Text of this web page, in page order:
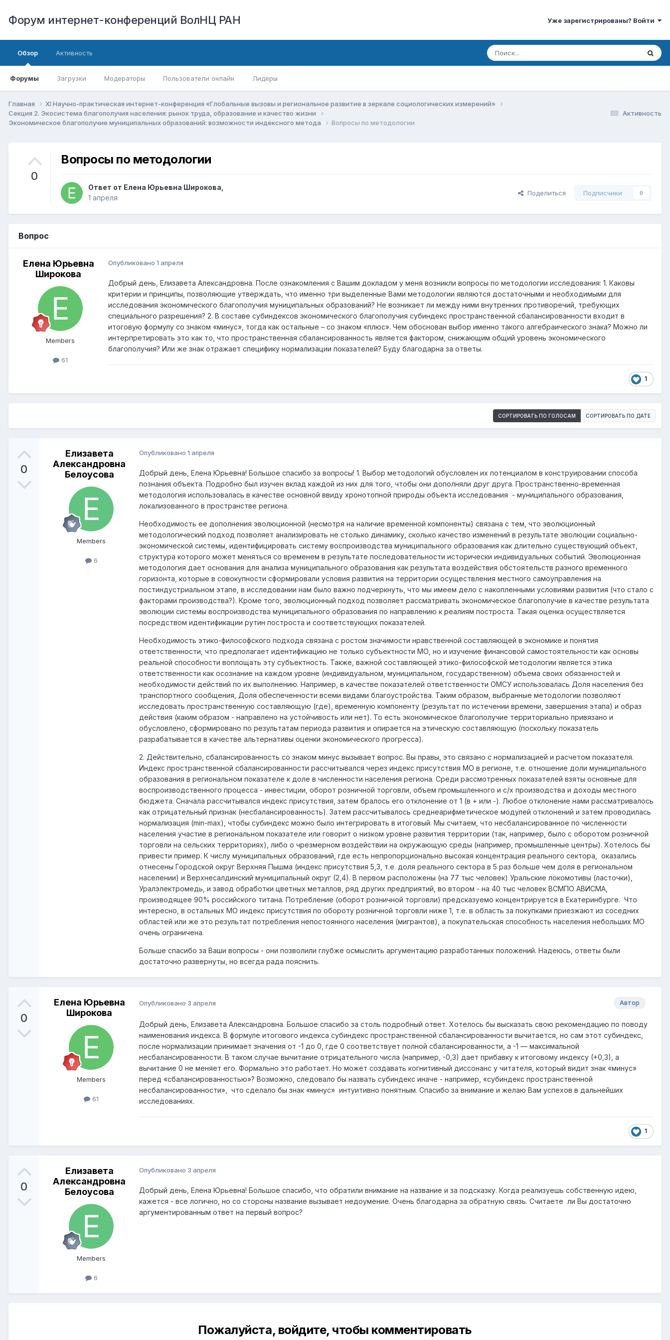
Форум интернет-конференций ВолНЦ РАН Уже зарегистрированы? Войти
Обзор
Форумы Загрузки Модераторы Пользователи онлайн Лидеры
Активность
Активность
Главная
XI Научно-практическая интернет-конференция «Глобальные вызовы и региональное развитие в зеркале социологических измерений»
Секция 2. Экосистема благополучия населения: рынок труда, образование и качество жизни
Экономическое благополучие муниципальных образований: возможности индексного метода
Вопросы по методологии
0
Вопросы по методологии
Ответ от Елена Юрьевна Широкова
1 апреля
Поделиться Подписчики 0
Вопрос
Елена Юрьевна
Широкова
Members
61
Опубликовано 1 апреля
Добрый день, Елизавета Александровна. После ознакомления с Вашим докладом у меня возникли вопросы по методологии исследования: 1. Каковы
критерии и принципы, позволяющие утверждать, что именно три выделенные Вами методологии являются достаточными и необходимыми для
исследования экономического благополучия муниципальных образований? Не возникает ли между ними внутренних противоречий, требующих
специального разрешения? 2. В составе субиндексов экономического благополучия субиндекс пространственной сбалансированности входит в
итоговую формулу со знаком «минус», тогда как остальные – со знаком «плюс». Чем обоснован выбор именно такого алгебраического знака? Можно ли
интерпретировать это как то, что пространственная сбалансированность является фактором, снижающим общий уровень экономического
благополучия? Или же знак отражает специфику нормализации показателей? Буду благодарна за ответы.
1
СОРТИРОВАТЬ ПО ГОЛОСАМ СОРТИРОВАТЬ ПО ДАТЕ
0
Елизавета
Александровна
Белоусова
Members
6
Опубликовано 1 апреля
Добрый день, Елена Юрьевна! Большое спасибо за вопросы! 1. Выбор методологий обусловлен их потенциалом в конструировании способа
познания объекта. Подробно был изучен вклад каждой из них для того, чтобы они дополняли друг друга. Пространственно-временная
методология использовалась в качестве основной ввиду хронотопной природы объекта исследования - муниципального образования,
локализованного в пространстве региона.
Необходимость ее дополнения эволюционной (несмотря на наличие временной компоненты) связана с тем, что эволюционный
методологический подход позволяет анализировать не столько динамику, сколько качество изменений в результате эволюции социально-
экономической системы, идентифицировать систему воспроизводства муниципального образования как длительно существующий объект,
структура которого может меняться со временем в результате последовательности исторически индивидуальных событий. Эволюционная
методология дает основания для анализа муниципального образования как результата воздействия обстоятельств разного временного
горизонта, которые в совокупности сформировали условия развития на территории осуществления местного самоуправления на
постиндустриальном этапе, в исследовании нам было важно подчеркнуть, что мы имеем дело с накопленными условиями развития (что стало с
факторами производства?). Кроме того, эволюционный подход позволяет рассматривать экономическое благополучие в качестве результата
эволюции системы воспроизводства муниципального образования по направлению к реалиям построста. Такая оценка осуществляется
посредством идентификации рутин построста и соответствующих показателей.
Необходимость этико-философского подхода связана с ростом значимости нравственной составляющей в экономике и понятия
ответственности, что предполагает идентификацию не только субъектности МО, но и изучение финансовой самостоятельности как основы
реальной способности воплощать эту субъектность. Также, важной составляющей этико-философской методологии является этика
ответственности как осознание на каждом уровне (индивидуальном, муниципальном, государственном) объема своих обязанностей и
необходимости действий по их выполнению. Например, в качестве показателей ответственности ОМСУ использовалась Доля населения без
транспортного сообщения, Доля обеспеченности всеми видами благоустройства. Таким образом, выбранные методологии позволяют
исследовать пространственную составляющую (где), временную компоненту (результат по истечении времени, завершения этапа) и образ
действия (каким образом - направлено на устойчивость или нет). То есть экономическое благополучие территориально привязано и
обусловлено, сформировано по результатам периода развития и опирается на этическую составляющую (поскольку показатель
разрабатывается в качестве альтернативы оценки экономического прогресса).
2. Действительно, сбалансированность со знаком минус вызывает вопрос. Вы правы, это связано с нормализацией и расчетом показателя.
Индекс пространственной сбалансированности рассчитывался через индекс присутствия МО в регионе, т.е. отношение доли муниципального
образования в региональном показателе к доле в численности населения региона. Среди рассмотренных показателей взяты основные для
воспроизводственного процесса - инвестиции, оборот розничной торговли, объем промышленного и с/х производства и доходы местного
бюджета. Сначала рассчитывался индекс присутствия, затем бралось его отклонение от 1 (в + или -). Любое отклонение нами рассматривалось
как отрицательный признак (несбалансированность). Затем рассчитывалось среднеарифметическое модулей отклонений и затем проводилась
нормализация (min-max), чтобы субиндекс можно было интегрировать в итоговый. Мы считаем, что несбалансированное по численности
населения участие в региональном показателе или говорит о низком уровне развития территории (так, например, было с оборотом розничной
торговли на сельских территориях), либо о чрезмерном воздействии на окружающую среды (например, промышленные центры). Хотелось бы
привести пример. К числу муниципальных образований, где есть непропорционально высокая концентрация реального сектора, оказались
отнесены Городской округ Верхняя Пышма (индекс присутствия 5,3, т.е. доля реального сектора в 5 раз больше чем доля в региональном
населении) и Верхнесалдинский муниципальный округ (2,4). В первом расположены (на 77 тыс человек) Уральские локомотивы (ласточки),
Уралэлектромедь, и завод обработки цветных металлов, ряд других предприятий, во втором - на 40 тыс человек ВСМПО АВИСМА,
производящее 90% российского титана. Потребление (оборот розничной торговли) предсказуемо концентрируется в Екатеринбурге. Что
интересно, в остальных МО индекс присутствия по обороту розничной торговли ниже 1, т.е. в область за покупками приезжают из соседних
областей или же это результат потребления непостоянного населения (мигрантов), а покупательская способность населения небольших МО
очень ограничена.
Больше спасибо за Ваши вопросы - они позволили глубже осмыслить аргументацию разработанных положений. Надеюсь, ответы были
достаточно развернуты, но всегда рада пояснить.
0
Елена Юрьевна
Широкова
Members
61
Автор
Опубликовано 3 апреля
Добрый день, Елизавета Александровна. Большое спасибо за столь подробный ответ. Хотелось бы высказать свою рекомендацию по поводу
наименования индекса. В формуле итогового индекса субиндекс пространственной сбалансированности вычитается, но сам этот субиндекс,
после нормализации принимает значения от -1 до 0, где 0 соответствует полной сбалансированности, а -1 — максимальной
несбалансированности. В таком случае вычитание отрицательного числа (например, -0,3) дает прибавку к итоговому индексу (+0,3), а
вычитание 0 не меняет его. Формально это работает. Но может создавать когнитивный диссонанс у читателя, который видит знак «минус»
перед «сбалансированностью»? Возможно, следовало бы назвать субиндекс иначе - например, «субиндекс пространственной
несбалансированности», что сделало бы знак «минус» интуитивно понятным. Спасибо за внимание и желаю Вам успехов в дальнейших
исследованиях.
1
0
Елизавета
Александровна
Белоусова
Members
6
Опубликовано 3 апреля
Добрый день, Елена Юрьевна! Большое спасибо, что обратили внимание на название и за подсказку. Когда реализуешь собственную идею,
кажется - все логично, но со стороны название вызывает недоумение. Очень благодарна за обратную связь. Считаете ли Вы достаточно
аргументированным ответ на первый вопрос?
Пожалуйста, войдите, чтобы комментировать